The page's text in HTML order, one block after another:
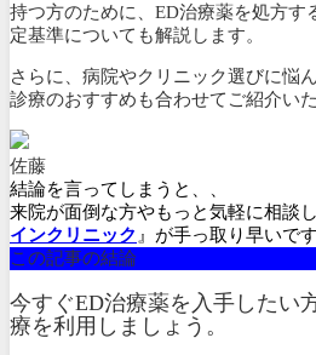
持つ方のために、ED治療薬を処方す
定基準についても解説します。
さらに、病院やクリニック選びに悩
診療のおすすめも合わせてご紹介いた
佐藤
結論を言ってしまうと、、
来院が面倒な方やもっと気軽に相談
インクリニック 』が手っ取り早いです
この記事の結論
今すぐED治療薬を入手したい
療を利用しましょう。